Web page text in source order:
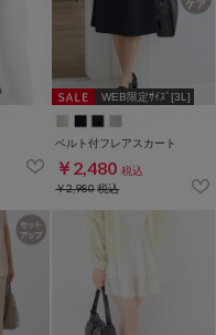
WEB限定ｻｲｽﾞ[3L]
ベルト付フレアスカート
￥2,480 税込
￥2,980税込